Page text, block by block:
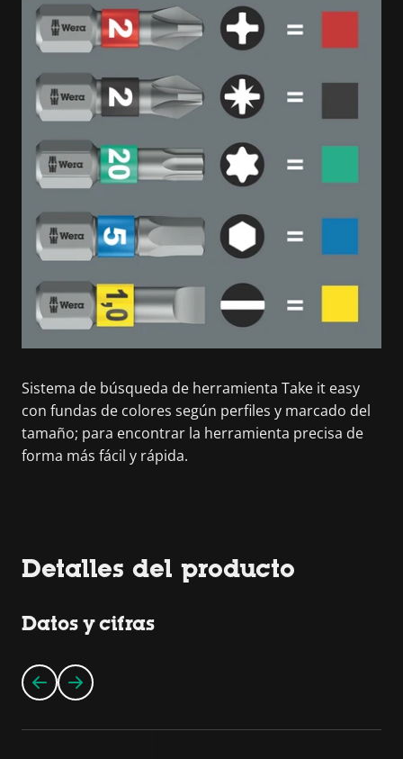
Sistema de búsqueda de herramienta Take it easy
con fundas de colores según perfiles y marcado del
tamaño; para encontrar la herramienta precisa de
forma más fácil y rápida.
Detalles del producto
Datos y cifras